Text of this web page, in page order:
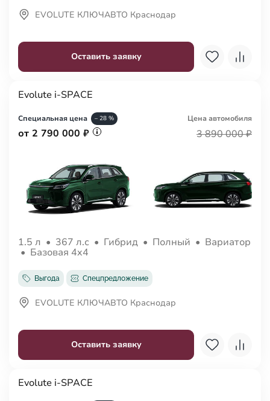
Оставить заявку
EVOLUTE КЛЮЧАВТО Краснодар
Evolute i-SPACE
Специальная цена – 28 %
от 2 790 000 ₽
Цена автомобиля
3 890 000 ₽
1.5 л • 367 л.с • Гибрид • Полный • Вариатор
• Базовая 4x4
Выгода Спецпредложение
Оставить заявку
EVOLUTE КЛЮЧАВТО Краснодар
Evolute i-SPACE